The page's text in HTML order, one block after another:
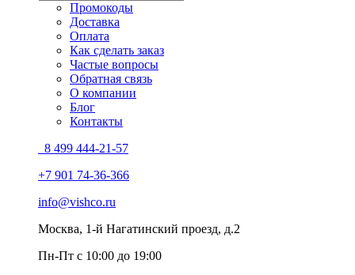
Промокоды
Доставка
Оплата
Как сделать заказ
Частые вопросы
Обратная связь
О компании
Блог
Контакты
8 499 444-21-57
+7 901 74-36-366
info@vishco.ru
Москва, 1-й Нагатинский проезд, д.2
Пн-Пт с 10:00 до 19:00